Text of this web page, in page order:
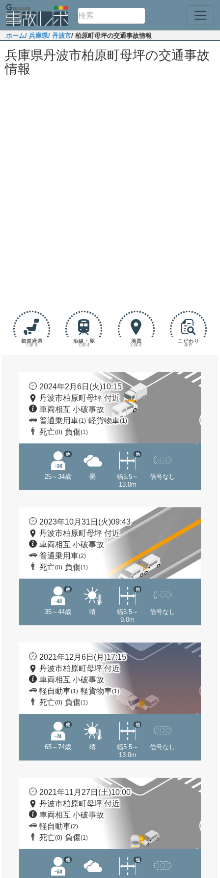
ホーム/ 兵庫県/ 丹波市/ 柏原町母坪の交通事故情報
兵庫県丹波市柏原町母坪の交通事故
情報
都道府県
で探す
沿線・駅
で探す
地図
で探す
こだわり
条件
2024年2月6日(火)10:15
丹波市柏原町母坪 付近
車両相互 小破事故
普通乗用車(1) 軽貨物車(1)
死亡(0) 負傷(1)
25～34歳
他
曇
幅5.5～
13.0m
他
信号なし
2023年10月31日(火)09:43
丹波市柏原町母坪 付近
車両相互 小破事故
普通乗用車(2)
死亡(0) 負傷(1)
35～44歳
他
晴
幅5.5～
9.0m
他
信号なし
2021年12月6日(月)17:15
丹波市柏原町母坪 付近
車両相互 小破事故
軽自動車(1) 軽貨物車(1)
死亡(0) 負傷(1)
65～74歳
他
晴
幅5.5～
13.0m
他
信号なし
2021年11月27日(土)10:00
丹波市柏原町母坪 付近
車両相互 小破事故
軽自動車(2)
死亡(0) 負傷(1)
他 他